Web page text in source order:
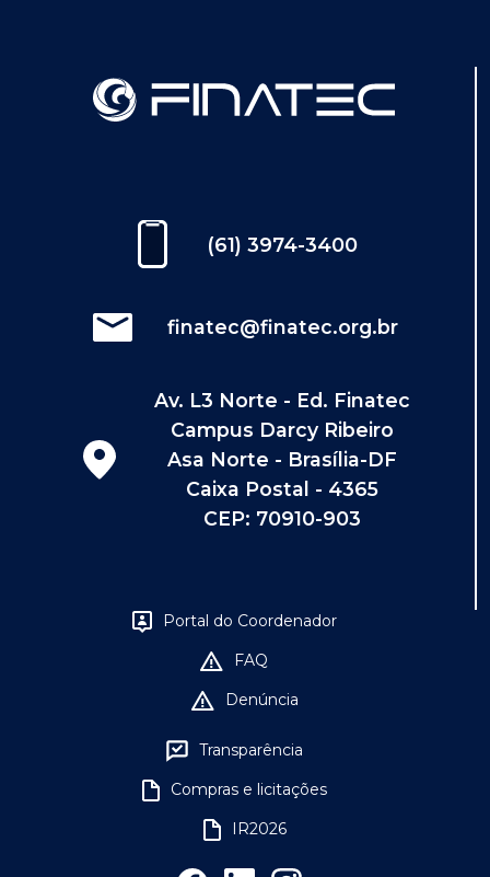
(61) 3974-3400
finatec@finatec.org.br
Av. L3 Norte - Ed. Finatec
Campus Darcy Ribeiro
Asa Norte - Brasília-DF
Caixa Postal - 4365
CEP: 70910-903
Portal do Coordenador
FAQ
Denúncia
Transparência
Compras e licitações
IR2026